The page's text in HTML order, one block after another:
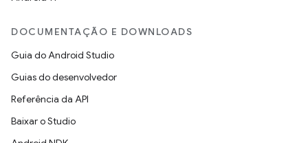
DOCUMENTAÇÃO E DOWNLOADS
Guia do Android Studio
Guias do desenvolvedor
Referência da API
Baixar o Studio